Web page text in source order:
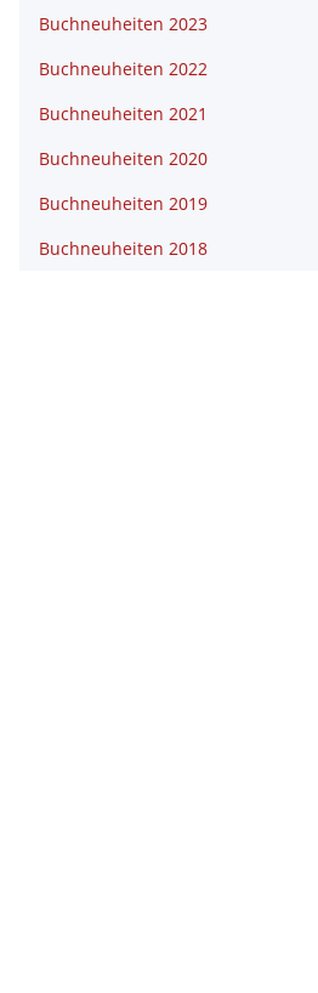
Buchneuheiten 2023
Buchneuheiten 2022
Buchneuheiten 2021
Buchneuheiten 2020
Buchneuheiten 2019
Buchneuheiten 2018